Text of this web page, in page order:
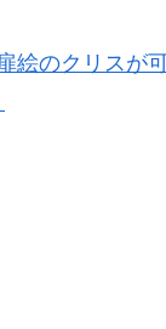
絵のクリス